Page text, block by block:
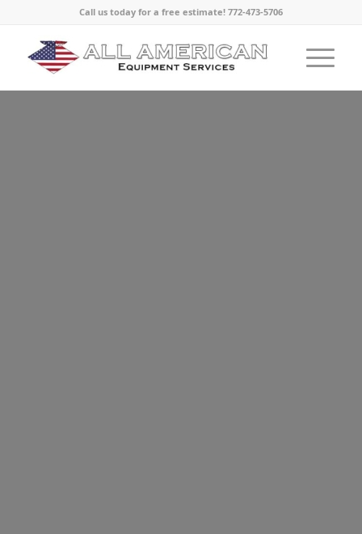
Call us today for a free estimate! 772-473-5706